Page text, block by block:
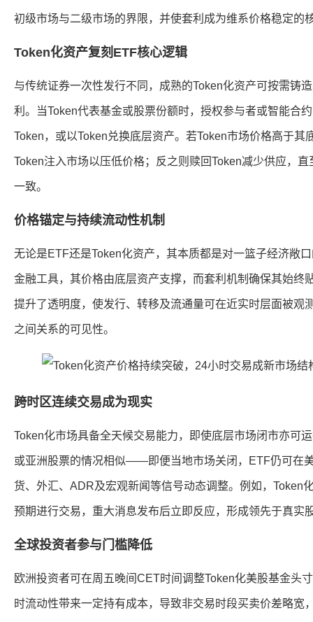
初级市场与二级市场的界限，并使套利成为维系价格稳定的
Token化资产复刻ETF核心逻辑
与传统证券一次性发行不同，成熟的Token化资产可按需铸
利。当Token代表基金或股票份额时，授权参与者或智能合
Token，或以Token兑换底层资产。若Token市场价格高于其
Token注入市场以压低价格；反之则赎回Token减少供应，
一致。
价格锚定与持续流动性机制
无论是ETF还是Token化资产，其本质都是对一篮子经济敞
金融工具，其价格由底层资产支撑，而套利机制确保其始终
提升了透明度，使发行、转移及流通量可在近实时层面被观
之间关系的可见性。
跨时区连续交易成为现实
Token化市场具备全天候交易能力，即使底层市场闭市亦可
或亚洲股票的情况相似——即便当地市场关闭，ETF仍可在
货、外汇、ADR及宏观新闻等信号动态调整。例如，Token
预期进行交易，重大消息发布后立即反应，形成领先于真实
全球投资者参与门槛降低
欧洲投资者可在周五晚间CET时间调整Token化美股基金头
时流动性带来一定持有成本，导致非交易时段买卖价差略宽